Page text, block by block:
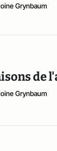
Grynbaum
de
Grynbaum